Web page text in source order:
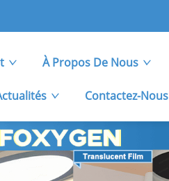
À Propos De Nous
Contactez-Nous